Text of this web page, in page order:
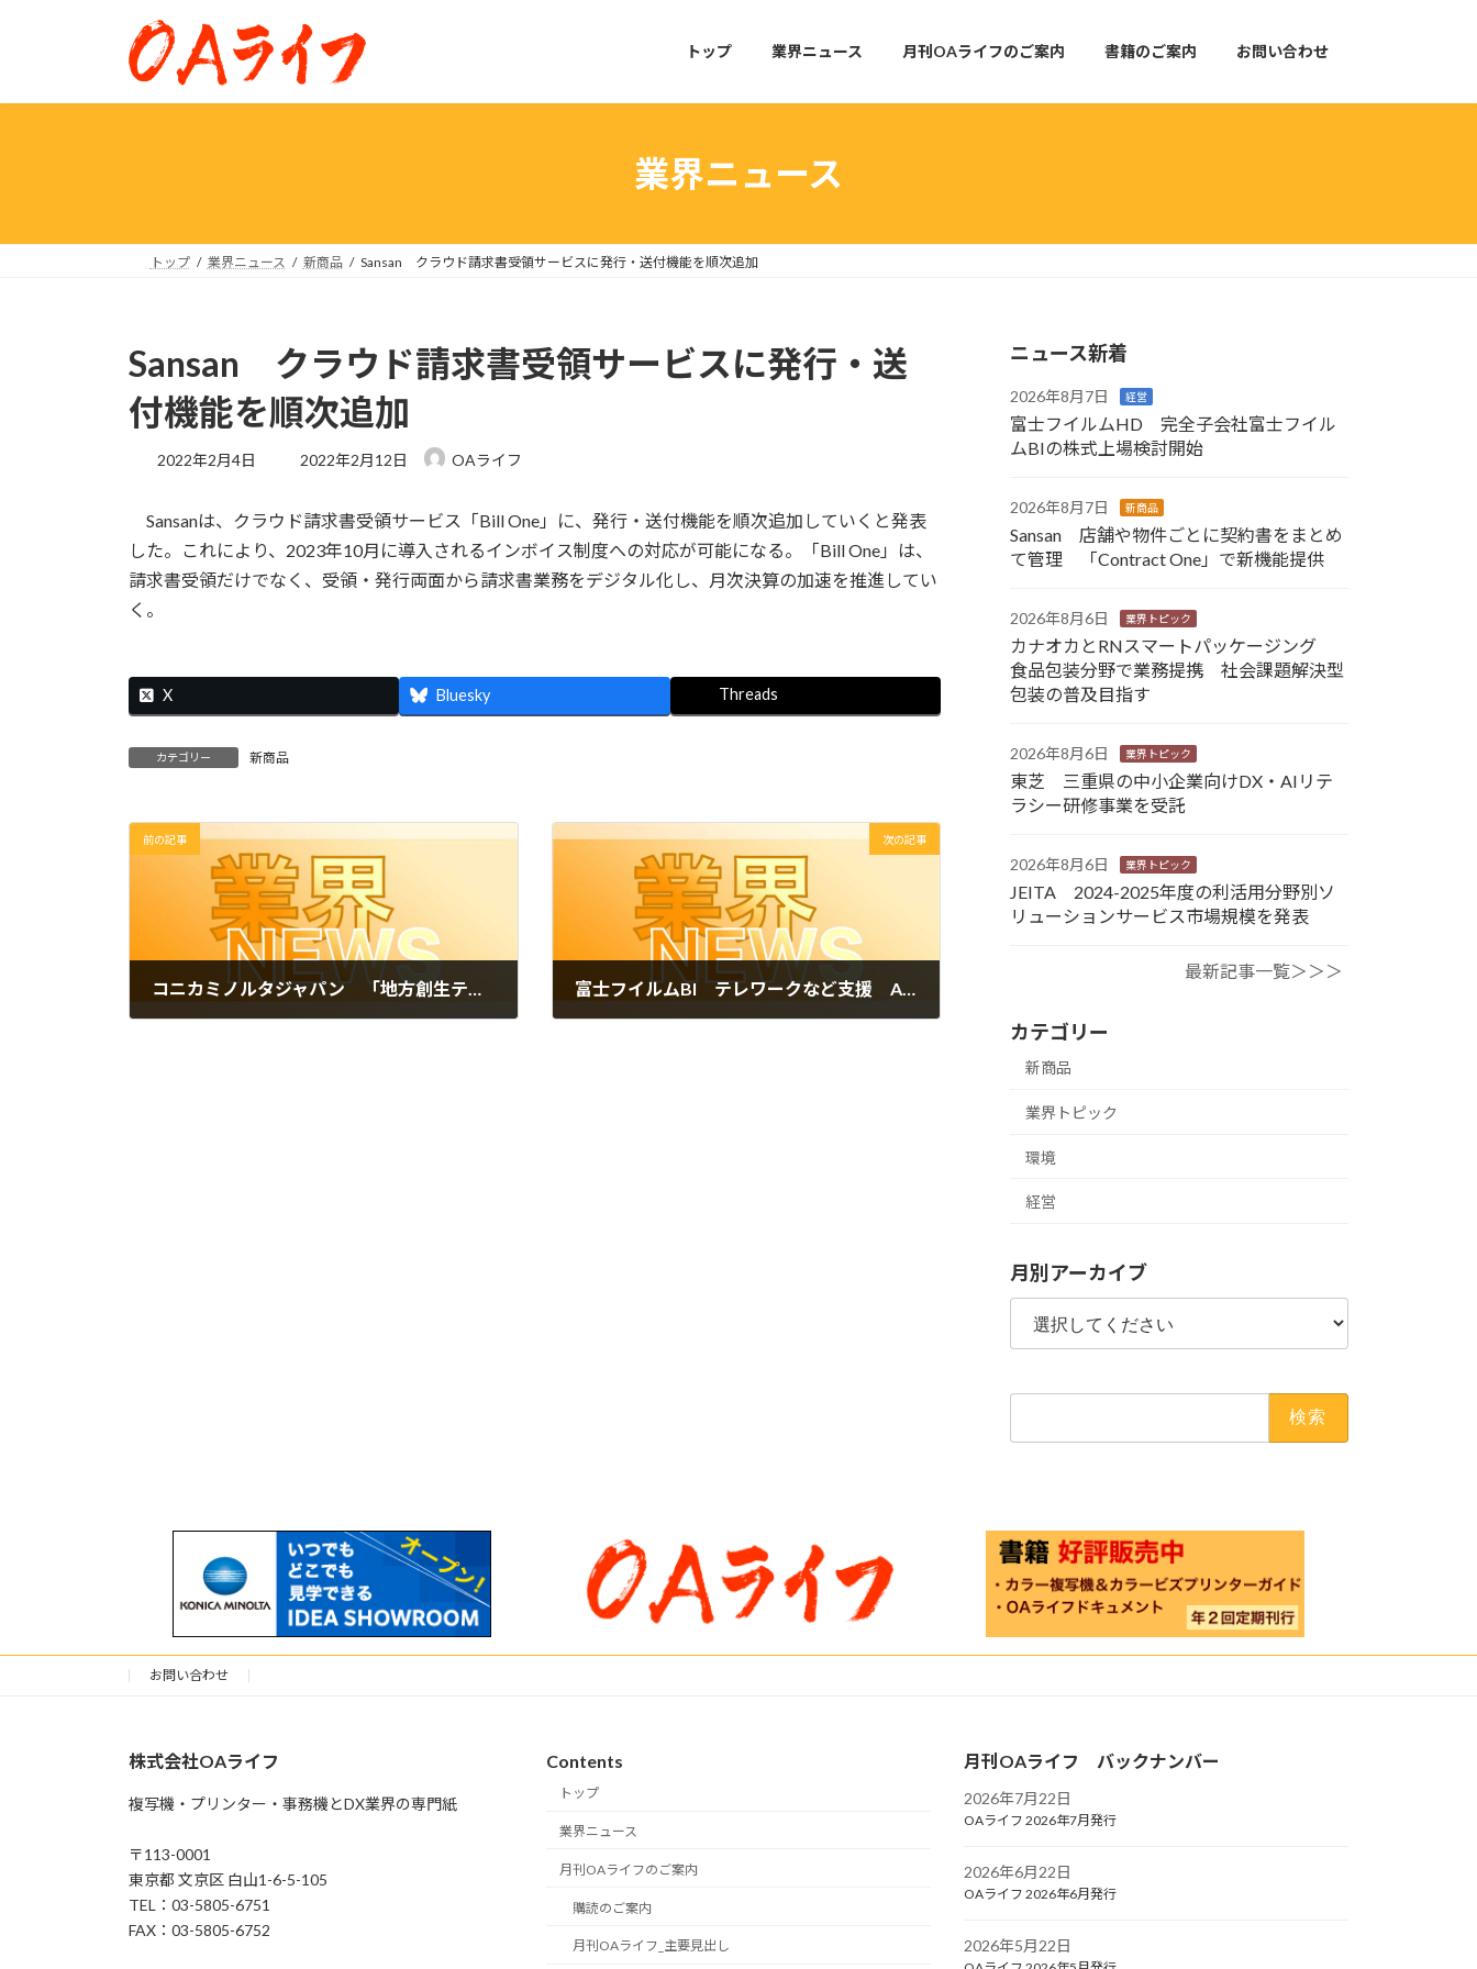
プ
動
トップ 業界ニュース 月刊OAライフのご案内 書籍のご案内 お問い合わせ
業界ニュース
トップ 業界ニュース 新商品 Sansan クラウド請求書受領サービスに発行・送付機能を順次追加
Sansan クラウド請求書受領サービスに発行・送
付機能を順次追加
2022年2月4日
最
新
日
:
2022年2月12日 OAライフ
Sansanは、クラウド請求書受領サービス「Bill One」に、発行・送付機能を順次追加していくと発表
した。これにより、2023年10月に導入されるインボイス制度への対応が可能になる。「Bill One」は、
請求書受領だけでなく、受領・発行両面から請求書業務をデジタル化し、月次決算の加速を推進してい
く。
X Bluesky Threads
カテゴリー 新商品
前の記事
コニカミノルタジャパン 「地方創生テレワークアワード(地方創生大臣賞)」を受賞
次の記事
富士フイルムBI テレワークなど支援 A3カラー・モノクロ複合機発売
ニュース新着
2026年8月7日 経営
富士フイルムHD 完全子会社富士フイル
ムBIの株式上場検討開始
2026年8月7日 新商品
Sansan 店舗や物件ごとに契約書をまとめ
て管理 「Contract One」で新機能提供
2026年8月6日 業界トピック
カナオカとRNスマートパッケージング
食品包装分野で業務提携 社会課題解決型
包装の普及目指す
2026年8月6日 業界トピック
東芝 三重県の中小企業向けDX・AIリテ
ラシー研修事業を受託
2026年8月6日 業界トピック
JEITA 2024-2025年度の利活用分野別ソ
リューションサービス市場規模を発表
最新記事一覧＞＞＞
カテゴリー
新商品
業界トピック
環境
経営
月別アーカイブ
お問い合わせ
株式会社OAライフ
複写機・プリンター・事務機とDX業界の専門紙
〒113-0001
東京都 文京区 白山1-6-5-105
TEL：03-5805-6751
FAX：03-5805-6752
Contents
トップ
業界ニュース
月刊OAライフのご案内
購読のご案内
月刊OAライフ_主要見出し
月刊OAライフ バックナンバー
2026年7月22日
OAライフ 2026年7月発行
2026年6月22日
OAライフ 2026年6月発行
2026年5月22日